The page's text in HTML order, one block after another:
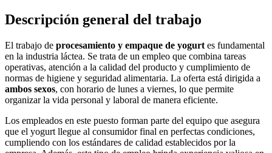
Descripción general del trabajo
El trabajo de procesamiento y empaque de yogurt es fundamental
en la industria láctea. Se trata de un empleo que combina tareas
operativas, atención a la calidad del producto y cumplimiento de
normas de higiene y seguridad alimentaria. La oferta está dirigida a
ambos sexos, con horario de lunes a viernes, lo que permite
organizar la vida personal y laboral de manera eficiente.
Los empleados en este puesto forman parte del equipo que asegura
que el yogurt llegue al consumidor final en perfectas condiciones,
cumpliendo con los estándares de calidad establecidos por la